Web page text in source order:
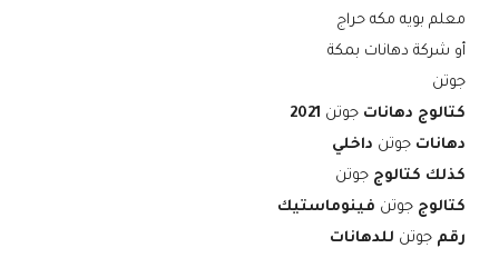
معلم بويه مكه حراج
أو شركة دهانات بمكة
جوتن
كتالوج دهانات جوتن 2021
دهانات جوتن داخلي
كذلك كتالوج جوتن
كتالوج جوتن فينوماستيك
رقم جوتن للدهانات